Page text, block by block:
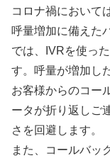
コロナ禍において
呼量増加に備えた
では、IVRを使っ
す。呼量が増加し
お客様からのコー
ータが折り返しご
さを回避します。
また、コールバッ